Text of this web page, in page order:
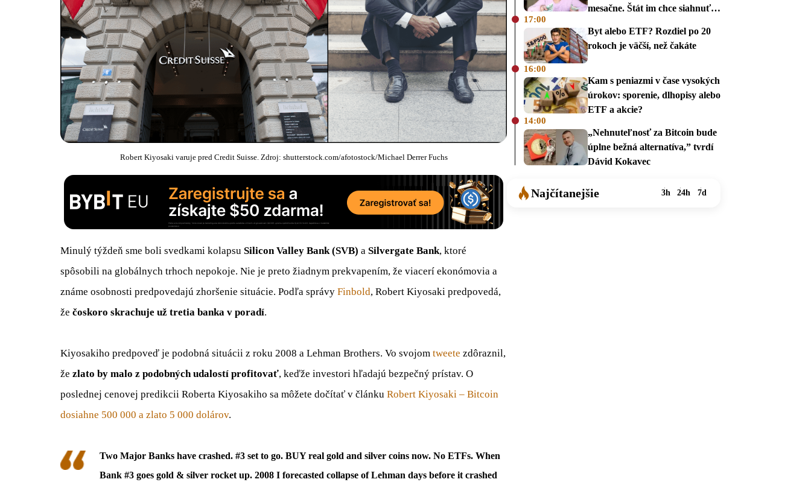
Robert Kiyosaki varuje pred Credit Suisse. Zdroj: shutterstock.com/afotostock/Michael Derrer Fuchs
Minulý týždeň sme boli svedkami kolapsu Silicon Valley Bank (SVB) a Silvergate Bank, ktoré
spôsobili na globálnych trhoch nepokoje. Nie je preto žiadnym prekvapením, že viacerí ekonómovia a
známe osobnosti predpovedajú zhoršenie situácie. Podľa správy Finbold, Robert Kiyosaki predpovedá,
že čoskoro skrachuje už tretia banka v poradí.
Kiyosakiho predpoveď je podobná situácii z roku 2008 a Lehman Brothers. Vo svojom tweete zdôraznil,
že zlato by malo z podobných udalostí profitovať, keďže investori hľadajú bezpečný prístav. O
poslednej cenovej predikcii Roberta Kiyosakiho sa môžete dočítať v článku Robert Kiyosaki – Bitcoin
dosiahne 500 000 a zlato 5 000 dolárov.
Two Major Banks have crashed. #3 set to go. BUY real gold and silver coins now. No ETFs. When
Bank #3 goes gold & silver rocket up. 2008 I forecasted collapse of Lehman days before it crashed
mesačne. Štát im chce siahnuť
17:00
Byt alebo ETF? Rozdiel po 20
rokoch je väčší, než čakáte
16:00
Kam s peniazmi v čase vysokých
úrokov: sporenie, dlhopisy alebo
ETF a akcie?
14:00
„Nehnuteľnosť za Bitcoin bude
úplne bežná alternatíva,” tvrdí
Dávid Kokavec
Najčítanejšie 3h 24h 7d